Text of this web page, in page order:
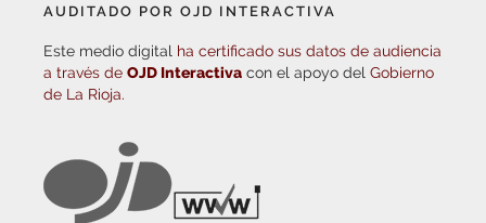
AUDITADO POR OJD INTERACTIVA
Este medio digital ha certificado sus datos de audiencia
a través de OJD Interactiva con el apoyo del Gobierno
de La Rioja.